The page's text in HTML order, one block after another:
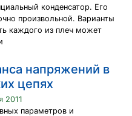
конденсатор. Его
произвольной. Варианты
каждого из плеч может
напряжений в
цепях
2011
параметров и